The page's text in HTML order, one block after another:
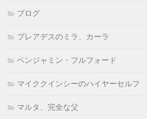
ブログ
プレアデスのミラ、カーラ
ベンジャミン・フルフォード
マイククインシーのハイヤーセルフ
マルタ、完全な父